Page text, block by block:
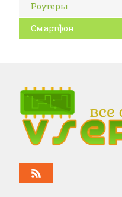
Роутеры
Смартфон